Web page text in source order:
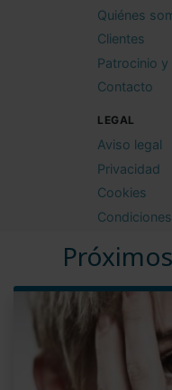
Quiénes
Clientes
Patrocinio
Contacto
LEGAL
Aviso legal
Privacidad
Cookies